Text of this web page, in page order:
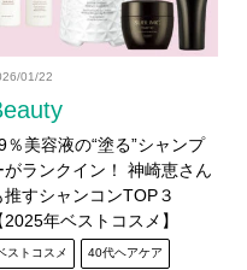
01/22
％美容液の“塗る”シャンプ
がランクイン！ 神崎恵さん
推すシャンコンTOP３
2025年ベストコスメ】
ストコスメ 40代ヘアケア